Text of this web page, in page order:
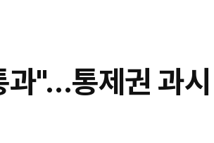
"…통제권 과시